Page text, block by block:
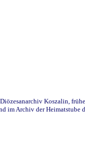
Koszalin,
im Archiv der